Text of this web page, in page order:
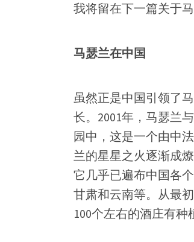
我将留在下一篇关于
马瑟兰在中国
虽然正是中国引领了
长。2001年，马瑟兰
园中，这是一个由中
兰的星星之火逐渐成
它几乎已遍布中国各
甘肃和云南等。从最
100个左右的酒庄有种